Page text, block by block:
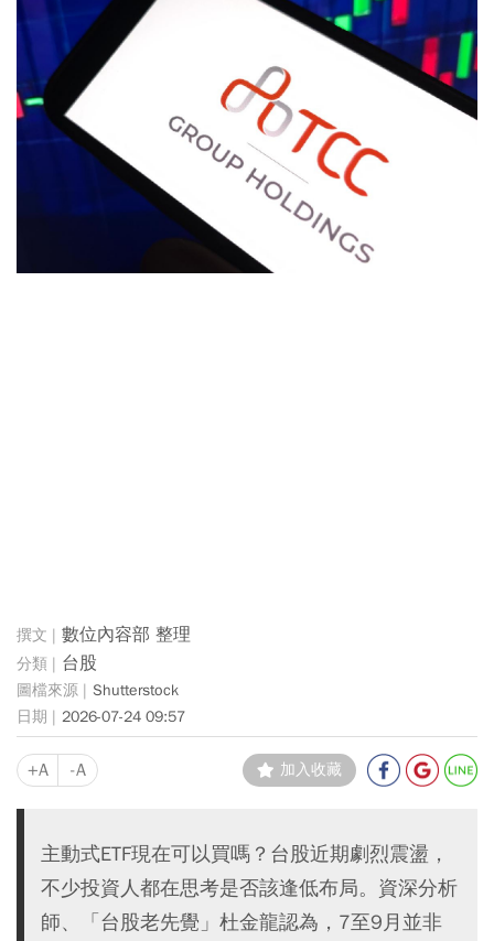
數位內容部 整理
台股
Shutterstock
2026-07-24 09:57
+A -A 加入收藏
主動式ETF現在可以買嗎？台股近期劇烈震盪，
不少投資人都在思考是否該逢低布局。資深分析
師、「台股老先覺」杜金龍認為，7至9月並非